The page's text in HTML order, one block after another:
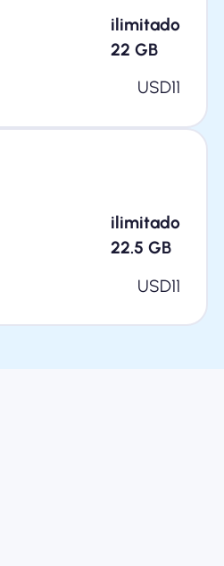
ilimitado
22 GB
USD11
ilimitado
22.5 GB
USD11